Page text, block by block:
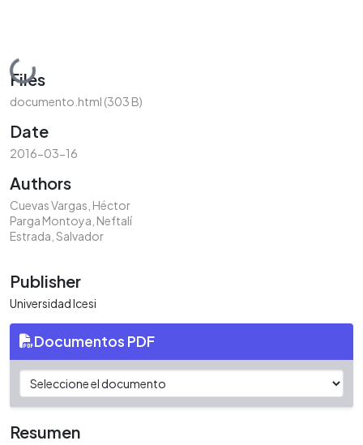
Loading...
Files
documento.html (303 B)
Date
2016-03-16
Authors
Cuevas Vargas, Héctor
Parga Montoya, Neftalí
Estrada, Salvador
Publisher
Universidad Icesi
Documentos PDF
Resumen